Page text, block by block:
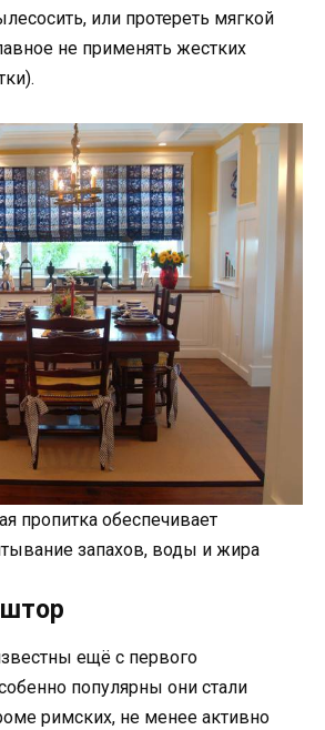
или протереть мягкой
не применять жестких
пропитка обеспечивает
запахов, воды и жира
ещё с первого
популярны они стали
римских, не менее активно